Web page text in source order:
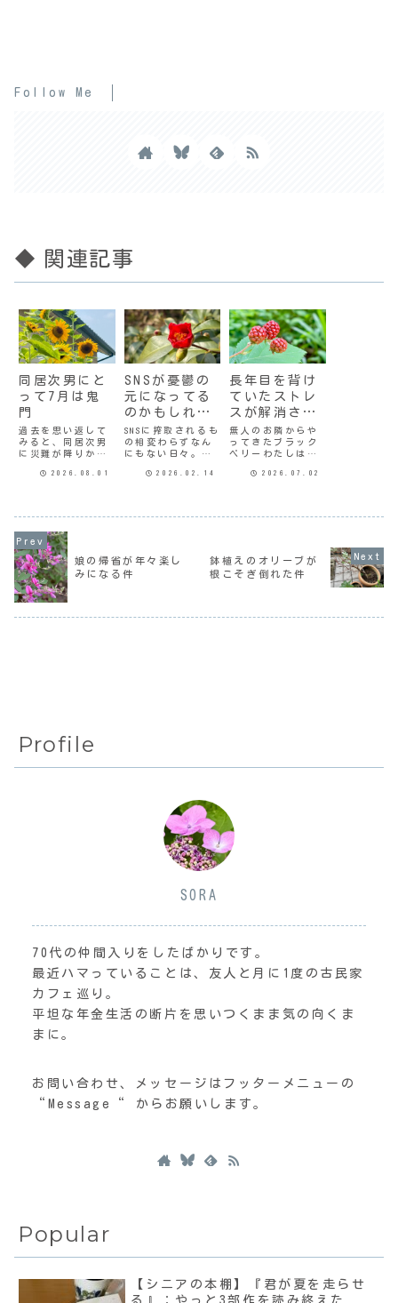
Follow Me
◆ 関連記事
同居次男にと
って7月は鬼
門
過去を思い返して
みると、同居次男
に災難が降りかか
多い。去年、一昨
時は、車も10年以
上乗っていて車検
間近。とりあえず
その年は車検に出
して、次の時に買
い替えよう...
2026.08.01
SNSが憂鬱の
元になってる
のかもしれな
い件
SNSに搾取されるも
の相変わらずなん
にもない日々。そ
しみを見出して暮
味しいコーヒーと
出会い気分が上が
ったけど、言って
2026.02.14
長年目を背け
ていたストレ
スが解消され
た件
無人のお隣からや
ってきたブラック
ベリーわたしはお
無自覚なタイプだ
だけで、実はそれ
が一番怖いんで
す」と言われた覚
2026.07.02
娘の帰省が年々楽し
みになる件
鉢植えのオリーブが
根こそぎ倒れた件
Profile
SORA
70代の仲間入りをしたばかりです。
最近ハマっていることは、友人と月に1度の古民家
カフェ巡り。
平坦な年金生活の断片を思いつくまま気の向くま
まに。
お問い合わせ、メッセージはフッターメニューの
“Message“ からお願いします。
Popular
【シニアの本棚】『君が夏を走らせ
る』：やっと3部作を読み終えた